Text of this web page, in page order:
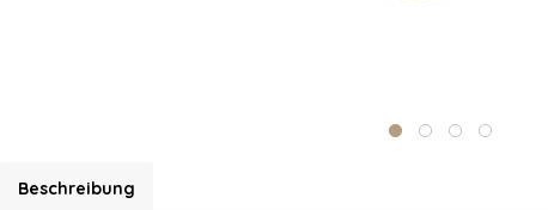
Beschreibung